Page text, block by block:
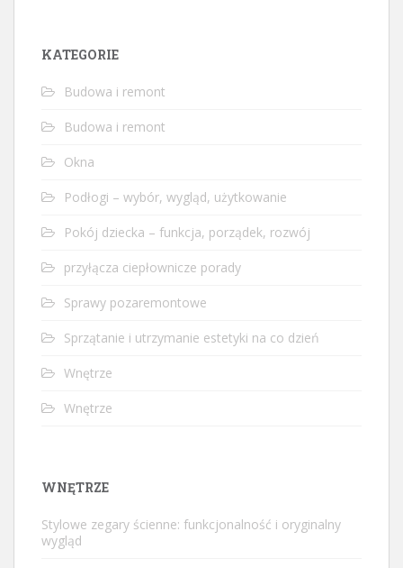
KATEGORIE
Budowa i remont
Budowa i remont
Okna
Podłogi – wybór, wygląd, użytkowanie
Pokój dziecka – funkcja, porządek, rozwój
przyłącza ciepłownicze porady
Sprawy pozaremontowe
Sprzątanie i utrzymanie estetyki na co dzień
Wnętrze
Wnętrze
WNĘTRZE
Stylowe zegary ścienne: funkcjonalność i oryginalny
wygląd